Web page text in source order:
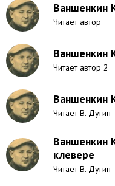
Ваншенкин
Читает автор
Ваншенкин
Читает автор 2
Ваншенкин
Читает В. Дугин
Ваншенкин
клевере
Читает В. Дугин